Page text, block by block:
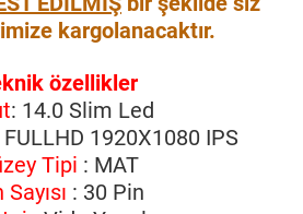
kargolanacaktır.
özellikler
: 14.0 Slim Led
1920X1080 IPS
Tipi : MAT
Sayısı : 30 Pin